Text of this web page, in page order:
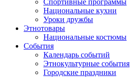
Спортивные программы
Национальные кухни
Уроки дружбы
Этнотовары
Национальные костюмы
События
Календарь событий
Этнокультурные события
Городские праздники